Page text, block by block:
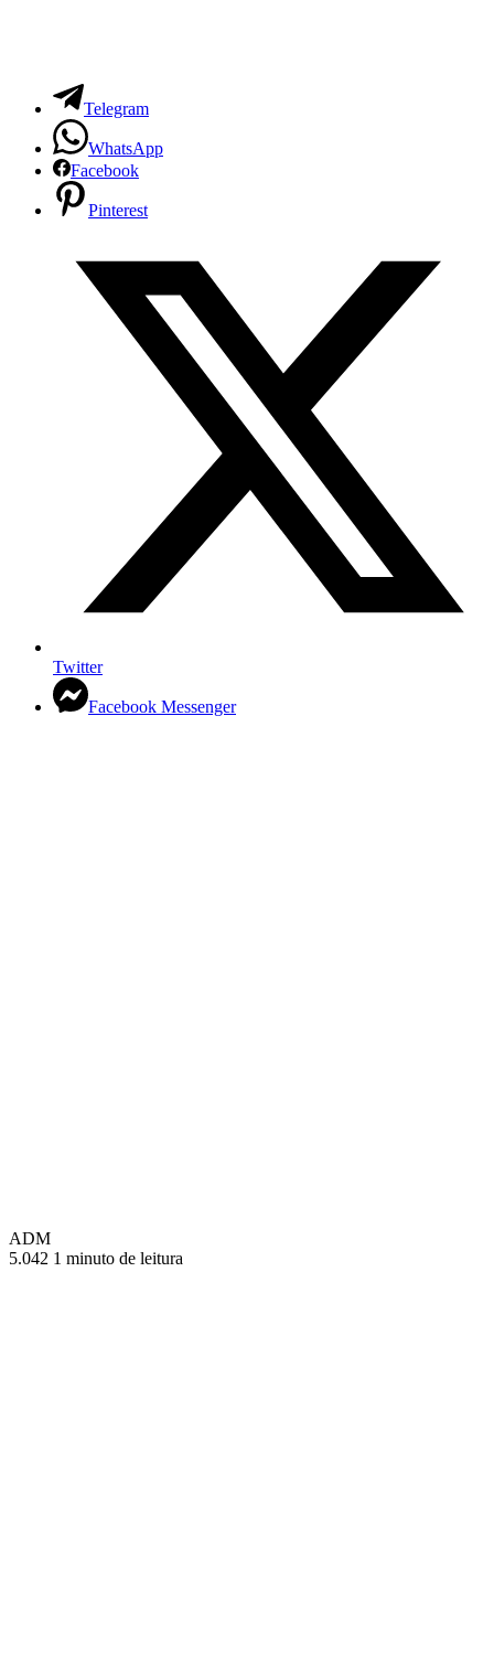
Telegram
WhatsApp
Facebook
Pinterest
Twitter
Facebook Messenger
ADM
5.042 1 minuto de leitura